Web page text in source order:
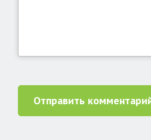
Отправить